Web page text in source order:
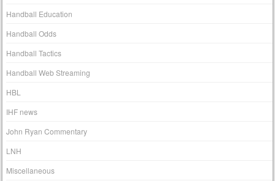
Handball Education
Handball Odds
Handball Tactics
Handball Web Streaming
HBL
IHF news
John Ryan Commentary
LNH
Miscellaneous